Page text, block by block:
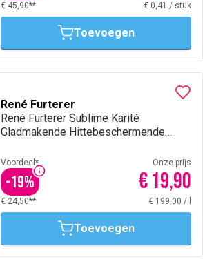
€ 45,90** € 0,41 / stuk
Toevoegen
René Furterer
René Furterer Sublime Karité
Gladmakende Hittebeschermende
Voordeel*
-19%
Onze prijs
€ 19,90
€ 24,50** € 199,00 /
Toevoegen